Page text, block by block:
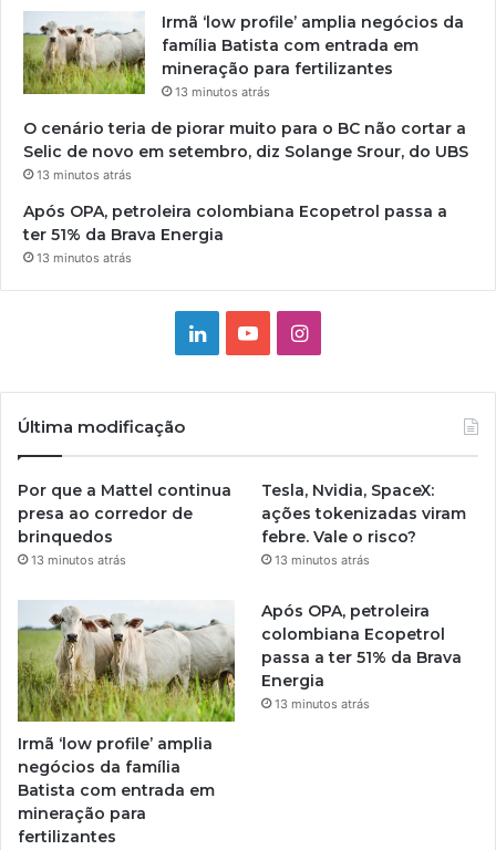
Irmã ‘low profile’ amplia negócios da
família Batista com entrada em
mineração para fertilizantes
13 minutos atrás
O cenário teria de piorar muito para o BC não cortar a
Selic de novo em setembro, diz Solange Srour, do UBS
13 minutos atrás
Após OPA, petroleira colombiana Ecopetrol passa a
ter 51% da Brava Energia
13 minutos atrás
LinkedinYouTubeInstagram
Última modificação
Por que a Mattel continua
presa ao corredor de
brinquedos
13 minutos atrás
Tesla, Nvidia, SpaceX:
ações tokenizadas viram
febre. Vale o risco?
13 minutos atrás
Irmã ‘low profile’ amplia
negócios da família
Batista com entrada em
mineração para
fertilizantes
Após OPA, petroleira
colombiana Ecopetrol
passa a ter 51% da Brava
Energia
13 minutos atrás